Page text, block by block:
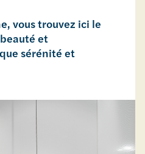
vous trouvez ici le
et
sérénité et